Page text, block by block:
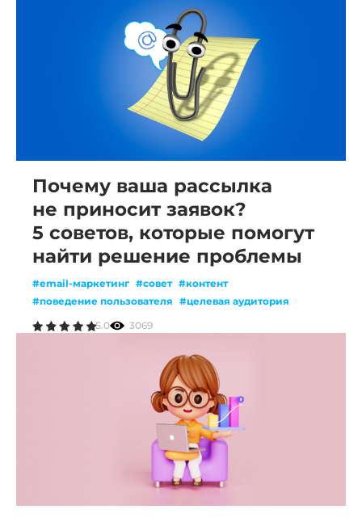
Почему ваша рассылка
не приносит заявок?
5 советов, которые помогут
найти решение проблемы
#email-маркетинг #совет #контент
#поведение пользователя #целевая аудитория
#рассылка
#лидогенерация
5.0 3069